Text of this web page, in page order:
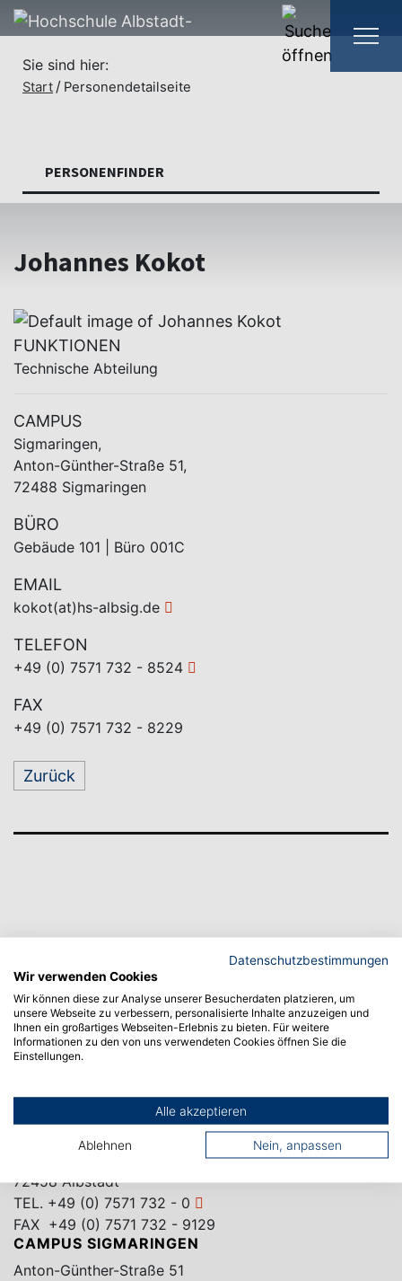
Sie sind hier:
Start Personendetailseite
PERSONENFINDER
Johannes Kokot
FUNKTIONEN
Technische Abteilung
CAMPUS
Sigmaringen,
Anton-Günther-Straße 51,
72488 Sigmaringen
BÜRO
Gebäude 101 | Büro 001C
EMAIL
kokot(at)hs-albsig.de
TELEFON
+49 (0) 7571 732 - 8524
FAX
+49 (0) 7571 732 - 8229
Zurück
72458 Albstadt
TEL. +49 (0) 7571 732 - 0
FAX +49 (0) 7571 732 - 9129
CAMPUS SIGMARINGEN
Anton-Günther-Straße 51
Datenschutzbestimmungen
Wir verwenden Cookies
Wir können diese zur Analyse unserer Besucherdaten platzieren, um
unsere Webseite zu verbessern, personalisierte Inhalte anzuzeigen und
Ihnen ein großartiges Webseiten-Erlebnis zu bieten. Für weitere
Informationen zu den von uns verwendeten Cookies öffnen Sie die
Einstellungen.
Alle akzeptieren
Ablehnen Nein, anpassen